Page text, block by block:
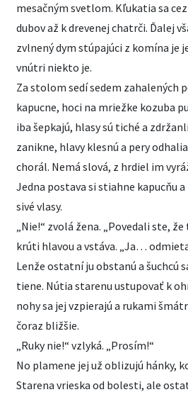
mesačným svetlom. Kľukatia sa
dubov až k drevenej chatrči. Ďalej
zvlnený dym stúpajúci z komína je
vnútri niekto je.
Za stolom sedí sedem zahalených
kapucne, hoci na mriežke kozuba
iba šepkajú, hlasy sú tiché a
zanikne, hlavy klesnú a pery
chorál. Nemá slová, z hrdiel im
Jedna postava si stiahne kapucňu
sivé vlasy.
„Nie!“ zvolá žena. „Povedali ste,
krúti hlavou a vstáva. „Ja…
Lenže ostatní ju obstanú a šuchcú
tiene. Nútia starenu ustupovať k
nohy sa jej vzpierajú a rukami
čoraz bližšie.
„Ruky nie!“ vzlyká. „Prosím!“
No plamene jej už oblizujú hánky,
Starena vrieska od bolesti, ale